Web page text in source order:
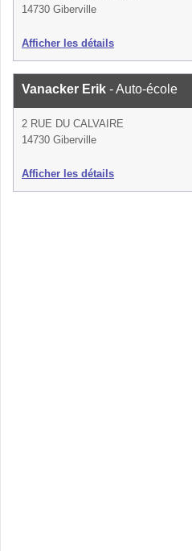
14730 Giberville
Afficher les détails
Vanacker Erik - Auto-école
2 RUE DU CALVAIRE
14730 Giberville
Afficher les détails